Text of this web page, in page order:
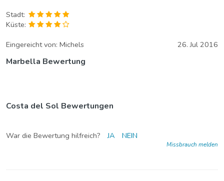
Stadt:
Küste:
Eingereicht von: Michels 26. Jul 2016
Marbella Bewertung
Costa del Sol Bewertungen
War die Bewertung hilfreich? JA NEIN
Missbrauch melden